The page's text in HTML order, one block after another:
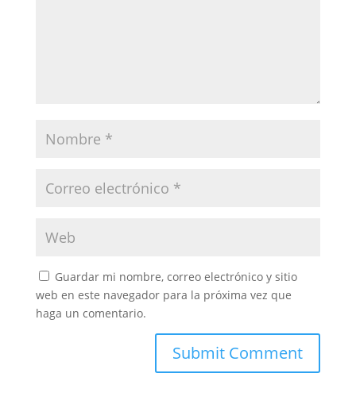
Guardar mi nombre, correo electrónico y sitio
web en este navegador para la próxima vez que
haga un comentario.